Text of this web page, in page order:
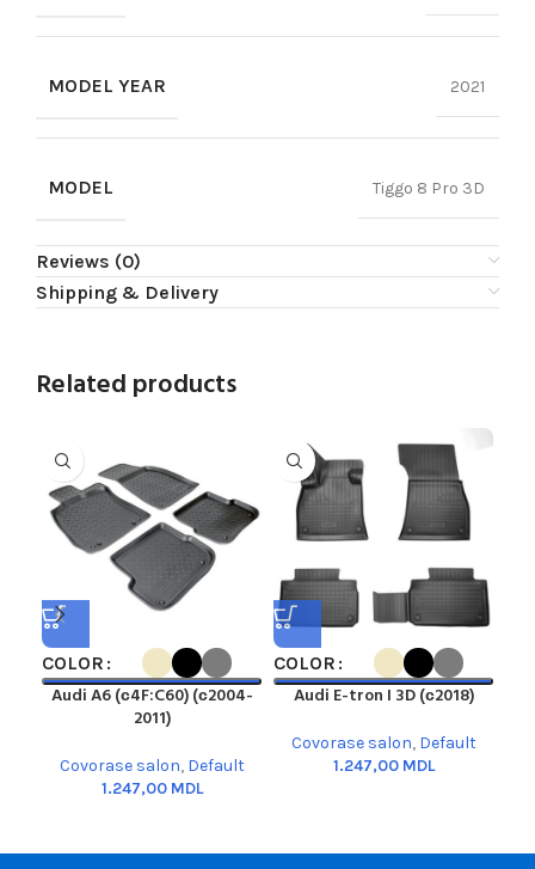
MODEL YEAR 2021
MODEL Tiggo 8 Pro 3D
Reviews (0)
Shipping & Delivery
Related products
COLOR
Audi A6 (с4F:C60) (с2004-
2011)
Covorase salon, Default
MDL
COLOR
Audi E-tron I 3D (с2018)
Covorase salon, Default
MDL